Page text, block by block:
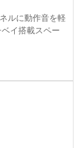
ルに動作音を軽
イ搭載スペー